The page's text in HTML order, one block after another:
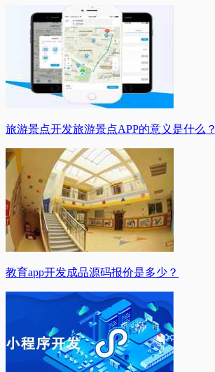
旅游景点开发旅游景点APP的意义是什么？
教育app开发成品源码报价是多少？